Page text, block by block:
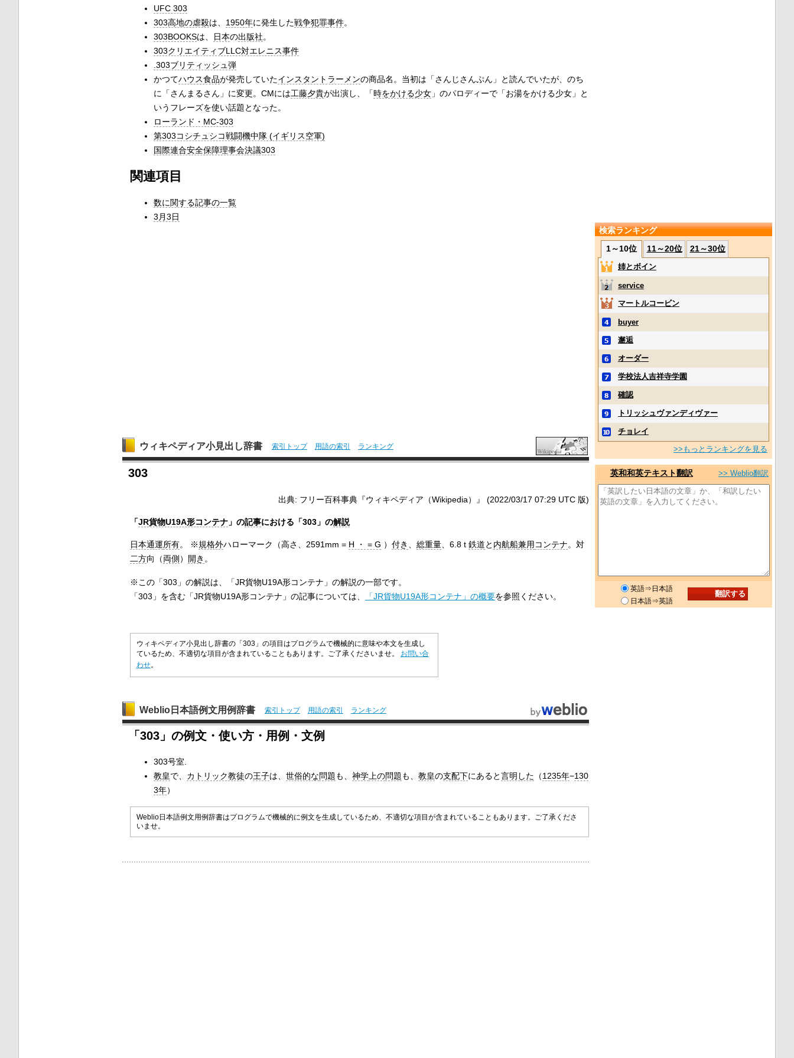
UFC 303
303高地の虐殺は、 1950年に発生した戦争犯罪事件。
303BOOKSは、 日本の出版社。
303クリエイティブLLC対エレニス事件
.303ブリティッシュ弾
かつてハウス食品が発売していたインスタントラーメンの商品名。当初は「さんじさんぷん」と読んでいたが、のち
に「さんまるさん」に変更。CMには工藤夕貴が出演し、「時をかける少女」のパロディーで「お湯をかける少女」と
いうフレーズを使い話題となった。
ローランド・MC-303
第303コシチュシコ戦闘機中隊 (イギリス空軍)
国際連合安全保障理事会決議303
関連項目
数に関する記事の一覧
3月3日
ウィキペディア小見出し辞書 索引トップ 用語の索引 ランキング
303
出典: フリー百科事典『ウィキペディア（Wikipedia）』 (2022/03/17 07:29 UTC 版)
「JR貨物U19A形コンテナ」の記事における「303」の解説
日本通運所有。 ※規格外ハローマーク（高さ、2591mm = H ・ = G ） 付き 、 総重量、6.8 t 鉄道と 内航船兼用 コンテナ。対
二方向（両側） 開き 。
※この「303」の解説は、「JR貨物U19A形コンテナ」の解説の一部です。
「303」を含む「JR貨物U19A形コンテナ」の記事については、
「JR貨物U19A形コンテナ」の概要を参照ください。
ウィキペディア小見出し辞書の「303」の項目はプログラムで機械的に意味や本文を生成し
ているため、不適切な項目が含まれていることもあります。ご了承くださいませ。 お問い合
わせ。
Weblio日本語例文用例辞書 索引トップ 用語の索引 ランキング
「303」の例文・使い方・用例・文例
303号室.
教皇で、 カトリック教徒の王子は、 世俗的な問題も、 神学上の問題も、 教皇の支配下にあると言明した （1235年−130
3年）
Weblio日本語例文用例辞書はプログラムで機械的に例文を生成しているため、不適切な項目が含まれていることもあります。ご了承くださ
いませ。
検索ランキング
1～10位
11～20位 21～30位
姉とボイン
service
マートルコービン
buyer
邂逅
オーダー
学校法人吉祥寺学園
確認
トリッシュヴァンディヴァー
チョレイ
>>もっとランキングを見る
英和和英テキスト翻訳 >> Weblio翻訳
英語⇒日本語
日本語⇒英語